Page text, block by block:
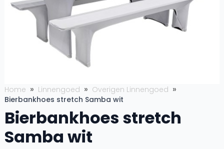
Home Linnengoed
Overigen Linnengoed
Bierbankhoes stretch Samba wit
Bierbankhoes stretch
Samba wit